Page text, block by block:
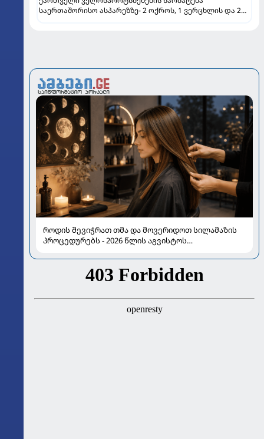
საერთაშორისო ასპარეზზე- 2 ოქროს, 1 ვერცხლის და 2
როდის შევიჭრათ თმა და მოვერიდოთ სილამაზის
პროცედურებს - 2026 წლის აგვისტოს